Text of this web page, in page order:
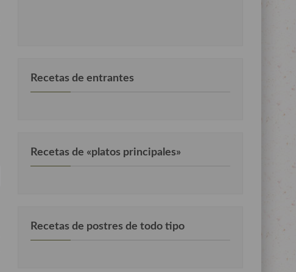
Recetas de entrantes
Recetas de «platos principales»
Recetas de postres de todo tipo